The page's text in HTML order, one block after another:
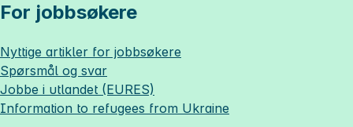
For jobbsøkere
Nyttige artikler for jobbsøkere
Spørsmål og svar
Jobbe i utlandet (EURES)
Information to refugees from Ukraine